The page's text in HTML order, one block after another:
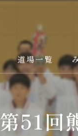
道場一覧
樋口道場本部
阿蘇支部
第51回